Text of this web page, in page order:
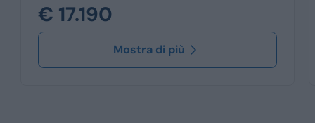
€ 17.190
Mostra di più